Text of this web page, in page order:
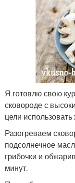
Я готовлю свою
сковороде с
цели
Разогреваем
подсолнечное
грибочки и
минут.